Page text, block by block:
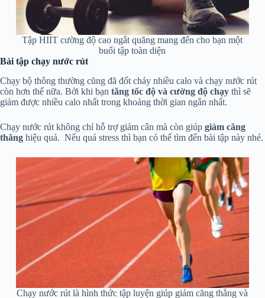
Tập HIIT cường độ cao ngắt quãng mang đến cho bạn một
buổi tập toàn diện
Bài tập chạy nước rút
Chạy bộ thông thường cũng đã đốt cháy nhiều calo và chạy nước rút
còn hơn thế nữa. Bởi khi bạn tăng tốc độ và cường độ chạy thì sẽ
giảm được nhiều calo nhất trong khoảng thời gian ngắn nhất.
Chạy nước rút không chỉ hỗ trợ giảm cân mà còn giúp giảm căng
thẳng hiệu quả. Nếu quá stress thì bạn có thể tìm đến bài tập này nhé.
Chạy nước rút là hình thức tập luyện giúp giảm căng thẳng và